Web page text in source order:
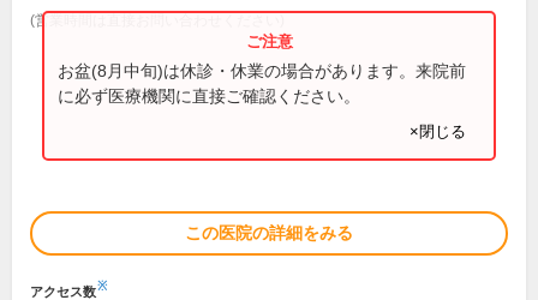
(営業時間は直接お問い合わせください)
お盆(8月中旬)は休診・休業の場合があります。来院前
に必ず医療機関に直接ご確認ください。
×閉じる
この医院の詳細をみる
アクセス数※